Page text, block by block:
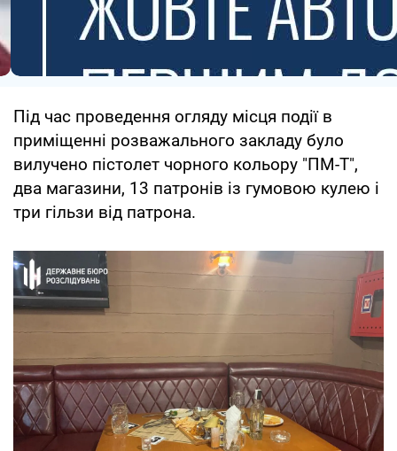
Під час проведення огляду місця події в
приміщенні розважального закладу було
вилучено пістолет чорного кольору "ПМ-Т",
два магазини, 13 патронів із гумовою кулею і
три гільзи від патрона.